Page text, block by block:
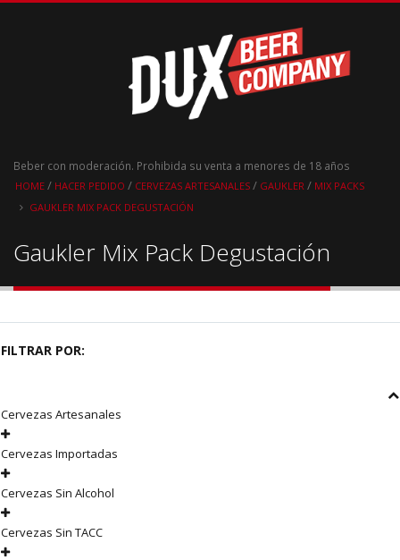
Beber con moderación. Prohibida su venta a menores de 18 años
HOME / HACER PEDIDO / CERVEZAS ARTESANALES / GAUKLER / MIX PACKS
GAUKLER MIX PACK DEGUSTACIÓN
Gaukler Mix Pack Degustación
FILTRAR POR:
Cervezas Artesanales
Cervezas Importadas
Cervezas Sin Alcohol
Cervezas Sin TACC